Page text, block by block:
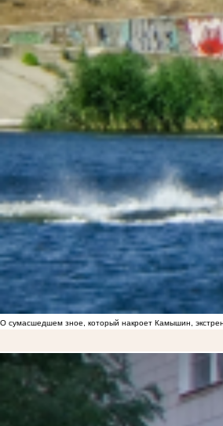
О сумасшедшем зное, который накроет Камышин,